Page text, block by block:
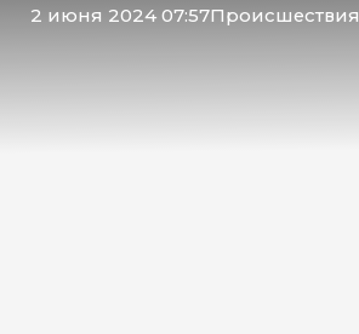
2 июня 2024 07:57Происшествия